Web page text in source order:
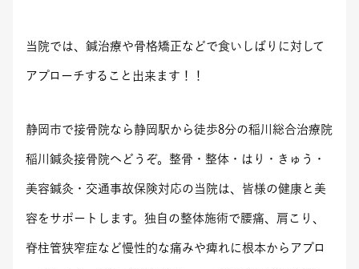
​当院では、鍼治療や骨格矯正などで食いしばりに対して
アプローチすること出来ます！！
静岡市で接骨院なら静岡駅から徒歩8分の稲川総合治療院
稲川鍼灸接骨院へどうぞ。整骨・整体・はり・きゅう・
美容鍼灸・交通事故保険対応の当院は、皆様の健康と美
容をサポートします。独自の整体施術で腰痛、肩こり、
脊柱管狭窄症など慢性的な痛みや痺れに根本からアプロ